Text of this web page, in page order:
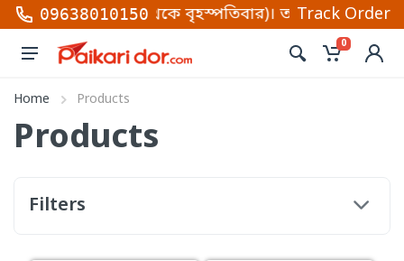
09638010150
থেকে বৃহস্পতিবার)। তাছাড়া প্রতিদিনTrack Order
0
Home Products
Products
Filters